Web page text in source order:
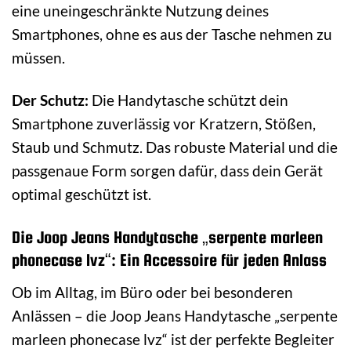
eine uneingeschränkte Nutzung deines
Smartphones, ohne es aus der Tasche nehmen zu
müssen.
Der Schutz: Die Handytasche schützt dein
Smartphone zuverlässig vor Kratzern, Stößen,
Staub und Schmutz. Das robuste Material und die
passgenaue Form sorgen dafür, dass dein Gerät
optimal geschützt ist.
Die Joop Jeans Handytasche „serpente marleen
phonecase lvz“: Ein Accessoire für jeden Anlass
Ob im Alltag, im Büro oder bei besonderen
Anlässen – die Joop Jeans Handytasche „serpente
marleen phonecase lvz“ ist der perfekte Begleiter